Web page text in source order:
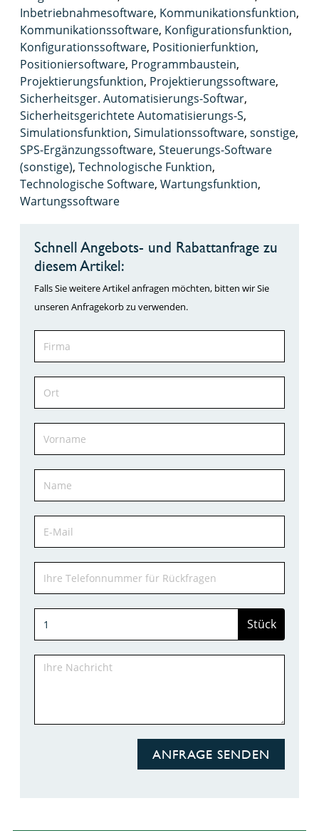
Inbetriebnahmesoftware, Kommunikationsfunktion,
Kommunikationssoftware, Konfigurationsfunktion,
Konfigurationssoftware, Positionierfunktion,
Positioniersoftware, Programmbaustein,
Projektierungsfunktion, Projektierungssoftware,
Sicherheitsger. Automatisierungs-Softwar,
Sicherheitsgerichtete Automatisierungs-S,
Simulationsfunktion, Simulationssoftware, sonstige,
SPS-Ergänzungssoftware, Steuerungs-Software
(sonstige), Technologische Funktion,
Technologische Software, Wartungsfunktion,
Wartungssoftware
Schnell Angebots- und Rabattanfrage zu
diesem Artikel:
Falls Sie weitere Artikel anfragen möchten, bitten wir Sie
unseren Anfragekorb zu verwenden.
Stück
ANFRAGE SENDEN